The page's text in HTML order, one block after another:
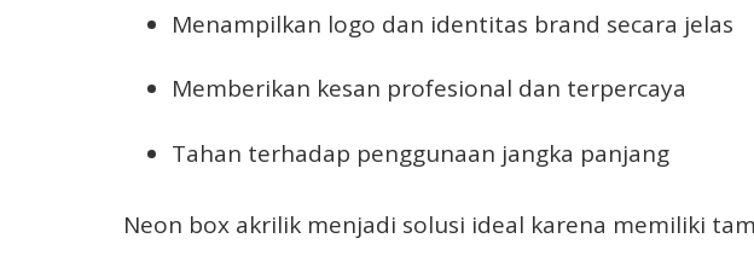
Menampilkan logo dan identitas brand secara jelas
Memberikan kesan profesional dan terpercaya
Tahan terhadap penggunaan jangka panjang
Neon box akrilik menjadi solusi ideal karena memiliki